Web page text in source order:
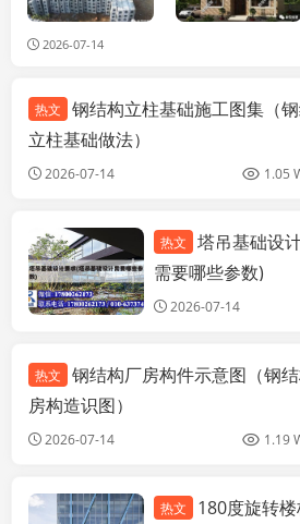
2026-07-14
热文
钢结构立柱基础施工图集（
立柱基础做法）
2026-07-14 1.05
装饰家装设计
热文
塔吊基础设
需要哪些参数)
2026-07-14
热文
钢结构厂房构件示意图（钢
房构造识图）
2026-07-14 1.19
装饰家装设计
热文
180度旋转